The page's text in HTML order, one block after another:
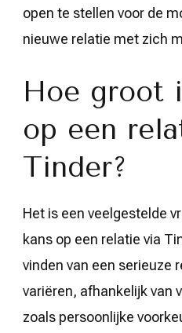
open te stellen voor de
nieuwe relatie met zich
Hoe groot
op een
Tinder?
Het is een veelgestelde
kans op een relatie via
vinden van een serieuze
variëren, afhankelijk van
zoals persoonlijke